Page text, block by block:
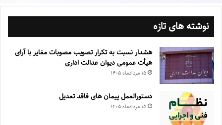
نوشته های تازه
هشدار نسبت به تکرار تصویب مصوبات مغایر با آرای
هیأت عمومی دیوان عدالت اداری
۱۵ مرداد‌ماه ۱۴۰۵
دستورالعمل پیمان های فاقد تعدیل
۱۵ مرداد‌ماه ۱۴۰۵